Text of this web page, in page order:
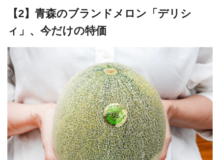
【2】青森のブランドメロン「デリシ
ィ」、今だけの特価